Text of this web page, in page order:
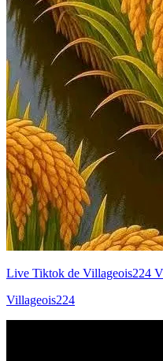
Live Tiktok de Villageois224
Villageois224